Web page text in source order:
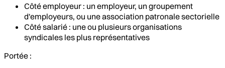
Côté employeur : un employeur, un groupement
d'employeurs, ou une association patronale sectorielle
Côté salarié : une ou plusieurs organisations
syndicales les plus représentatives
Portée :